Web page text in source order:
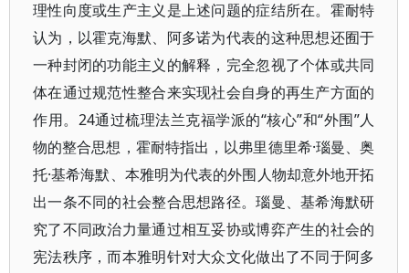
理性向度或生产主义是上述问题的症结所在。霍耐特
认为，以霍克海默、阿多诺为代表的这种思想还囿于
一种封闭的功能主义的解释，完全忽视了个体或共同
体在通过规范性整合来实现社会自身的再生产方面的
作用。24通过梳理法兰克福学派的“核心”和“外围”人
物的整合思想，霍耐特指出，以弗里德里希·瑙曼、奥
托·基希海默、本雅明为代表的外围人物却意外地开拓
出一条不同的社会整合思想路径。瑙曼、基希海默研
究了不同政治力量通过相互妥协或博弈产生的社会的
宪法秩序，而本雅明针对大众文化做出了不同于阿多